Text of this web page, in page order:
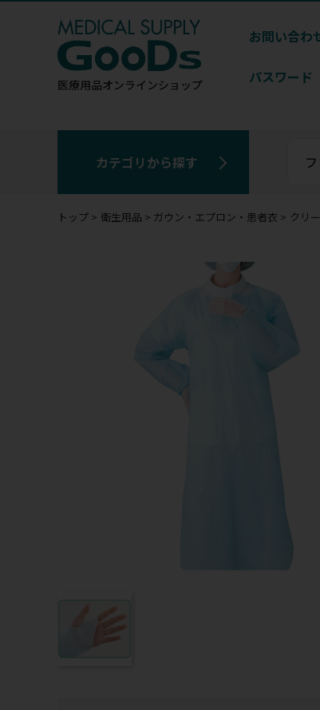
医療用品オンラインショップ
お問い合わ
パスワード
カテゴリから探す
トップ 衛生用品 ガウン・エプロン・患者衣 クリ